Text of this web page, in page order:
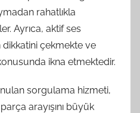
rahatlıkla
Ayrıca, aktif ses
çekmekte ve
ikna etmektedir.
sorgulama hizmeti,
arayışını büyük